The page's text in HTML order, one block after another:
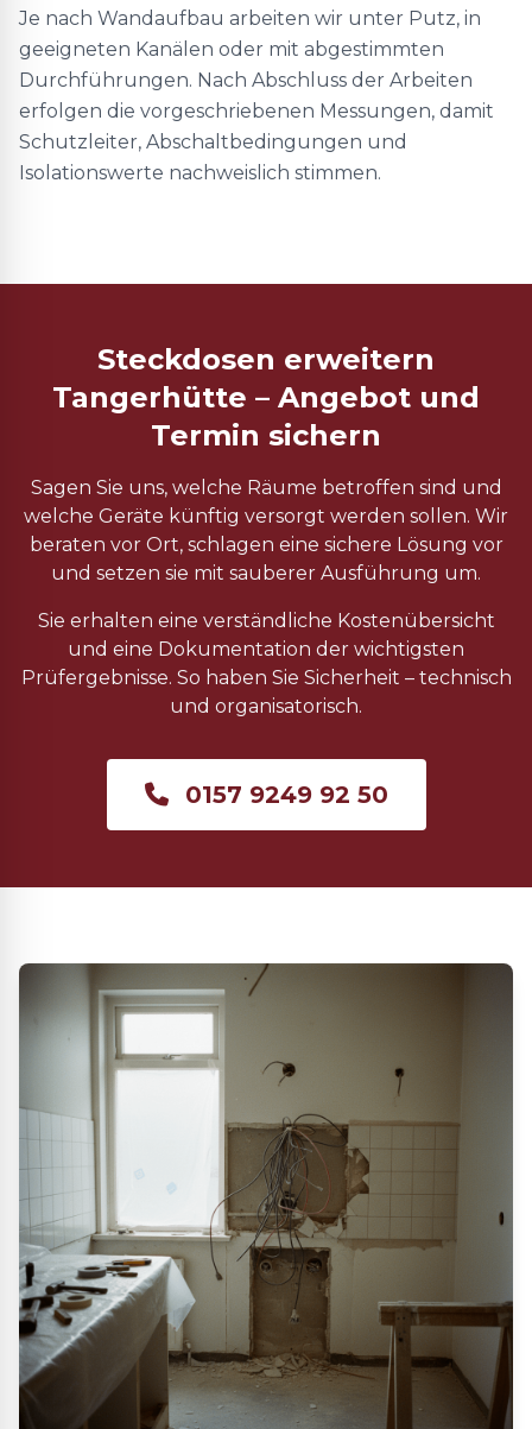
Je nach Wandaufbau arbeiten wir unter Putz, in
geeigneten Kanälen oder mit abgestimmten
Durchführungen. Nach Abschluss der Arbeiten
erfolgen die vorgeschriebenen Messungen, damit
Schutzleiter, Abschaltbedingungen und
Isolationswerte nachweislich stimmen.
Steckdosen erweitern
Tangerhütte – Angebot und
Termin sichern
Sagen Sie uns, welche Räume betroffen sind und
welche Geräte künftig versorgt werden sollen. Wir
beraten vor Ort, schlagen eine sichere Lösung vor
und setzen sie mit sauberer Ausführung um.
Sie erhalten eine verständliche Kostenübersicht
und eine Dokumentation der wichtigsten
Prüfergebnisse. So haben Sie Sicherheit – technisch
und organisatorisch.
0157 9249 92 50